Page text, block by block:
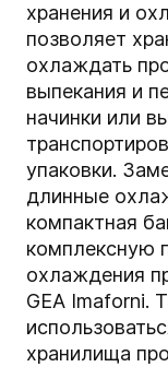
хранения и
позволяет
охлаждать
выпекания и
начинки или
упаковки.
длинные
компактная
комплексную
охлаждения
GEA Imaforni.
хранилища